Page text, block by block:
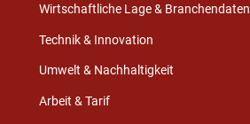
Wirtschaftliche Lage & Branchendaten
Technik & Innovation
Umwelt & Nachhaltigkeit
Arbeit & Tarif